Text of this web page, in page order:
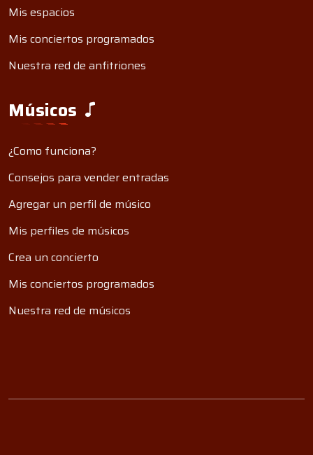
Mis espacios
Mis conciertos programados
Nuestra red de anfitriones
Músicos
¿Como funciona?
Consejos para vender entradas
Agregar un perfil de músico
Mis perfiles de músicos
Crea un concierto
Mis conciertos programados
Nuestra red de músicos